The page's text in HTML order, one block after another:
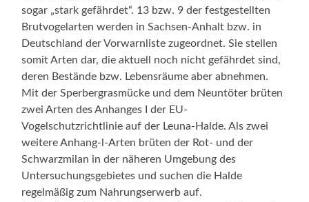
sogar „stark gefährdet“. 13 bzw. 9 der festgestellten
Brutvogelarten werden in Sachsen-Anhalt bzw. in
Deutschland der Vorwarnliste zugeordnet. Sie stellen
somit Arten dar, die aktuell noch nicht gefährdet sind,
deren Bestände bzw. Lebensräume aber abnehmen.
Mit der Sperbergrasmücke und dem Neuntöter brüten
zwei Arten des Anhanges I der EU-
Vogelschutzrichtlinie auf der Leuna-Halde. Als zwei
weitere Anhang-l-Arten brüten der Rot- und der
Schwarzmilan in der näheren Umgebung des
Untersuchungsgebietes und suchen die Halde
regelmäßig zum Nahrungserwerb auf.